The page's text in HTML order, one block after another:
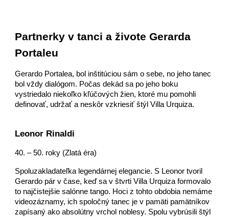
Partnerky v tanci a živote Gerarda
Portaleu
Gerardo Portalea, bol inštitúciou sám o sebe, no jeho tanec
bol vždy dialógom. Počas dekád sa po jeho boku
vystriedalo niekoľko kľúčových žien, ktoré mu pomohli
definovať, udržať a neskôr vzkriesiť štýl Villa Urquiza.
Leonor Rinaldi
40. – 50. roky (Zlatá éra)
Spoluzakladateľka legendárnej elegancie. S Leonor tvoril
Gerardo pár v čase, keď sa v štvrti Villa Urquiza formovalo
to najčistejšie salónne tango. Hoci z tohto obdobia nemáme
videozáznamy, ich spoločný tanec je v pamäti pamätníkov
zapísaný ako absolútny vrchol noblesy. Spolu vybrúsili štýl